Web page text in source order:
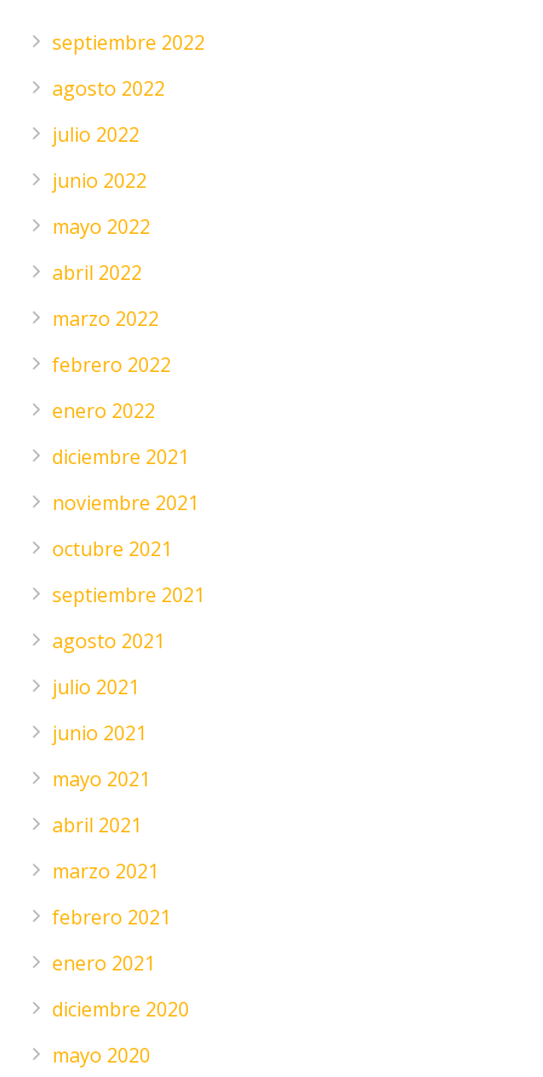
septiembre 2022
agosto 2022
julio 2022
junio 2022
mayo 2022
abril 2022
marzo 2022
febrero 2022
enero 2022
diciembre 2021
noviembre 2021
octubre 2021
septiembre 2021
agosto 2021
julio 2021
junio 2021
mayo 2021
abril 2021
marzo 2021
febrero 2021
enero 2021
diciembre 2020
mayo 2020